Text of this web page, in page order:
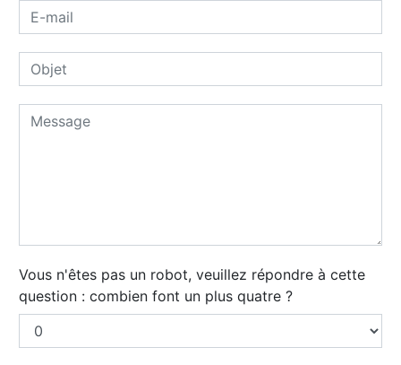
Vous n'êtes pas un robot, veuillez répondre à cette
question : combien font un plus quatre ?